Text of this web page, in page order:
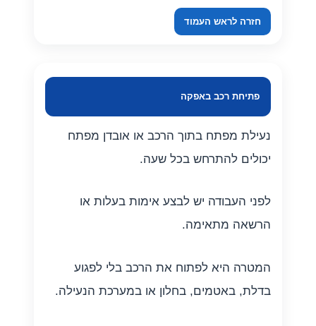
חזרה לראש העמוד
פתיחת רכב באפקה
נעילת מפתח בתוך הרכב או אובדן מפתח
יכולים להתרחש בכל שעה.
לפני העבודה יש לבצע אימות בעלות או
הרשאה מתאימה.
המטרה היא לפתוח את הרכב בלי לפגוע
בדלת, באטמים, בחלון או במערכת הנעילה.